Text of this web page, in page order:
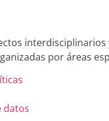
por áreas
datos